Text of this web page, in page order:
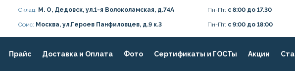
Склад: М. О, Дедовск, ул.1-я Волоколамская, д.74А
Офис: Москва, ул.Героев Панфиловцев, д.9 к.3
Пн-Пт: с 8:00 до 17.30
Пн-Пт: с 9:00 до 18:00
Прайс Доставка и Оплата Фото Сертификаты и ГОСТы Акции